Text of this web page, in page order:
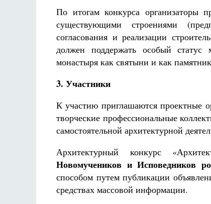
По итогам конкурса организаторы
существующими строениями
согласования и реализации
должен поддержать особый статус
монастыря как святыни и как
3. Участники
К участию приглашаются проектные
творческие профессиональные
самостоятельной архитектурной
Архитектурный конкурс
Новомучеников и Исповедников
способом путем публикации
средствах массовой информации.